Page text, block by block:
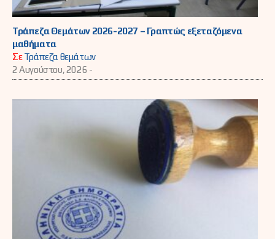
Τράπεζα Θεμάτων 2026-2027 – Γραπτώς εξεταζόμενα
μαθήματα
ΣεΤράπεζα θεμάτων
2 Αυγούστου, 2026 -